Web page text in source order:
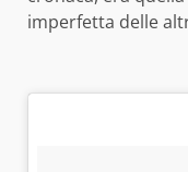
imperfetta delle